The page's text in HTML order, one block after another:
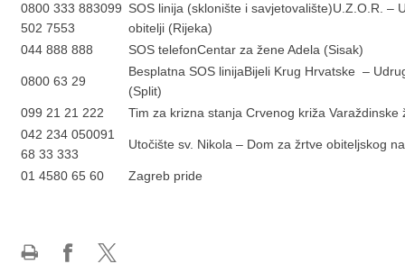
0800 333 883099
502 7553
SOS linija (sklonište i savjetovalište)U.Z.O.R. –
obitelji (Rijeka)
044 888 888
SOS telefonCentar za žene Adela (Sisak)
0800 63 29
Besplatna SOS linijaBijeli Krug Hrvatske –
(Split)
099 21 21 222
Tim za krizna stanja Crvenog križa Varaždinske
042 234 050091
68 33 333
Utočište sv. Nikola – Dom za žrtve obiteljskog
01 4580 65 60 Zagreb pride